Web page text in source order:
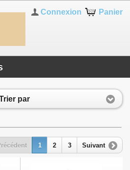
Panier
Connexion
par
1 2 3 Suivant